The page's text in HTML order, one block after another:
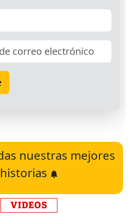
nuestras mejores
historias
VIDEOS